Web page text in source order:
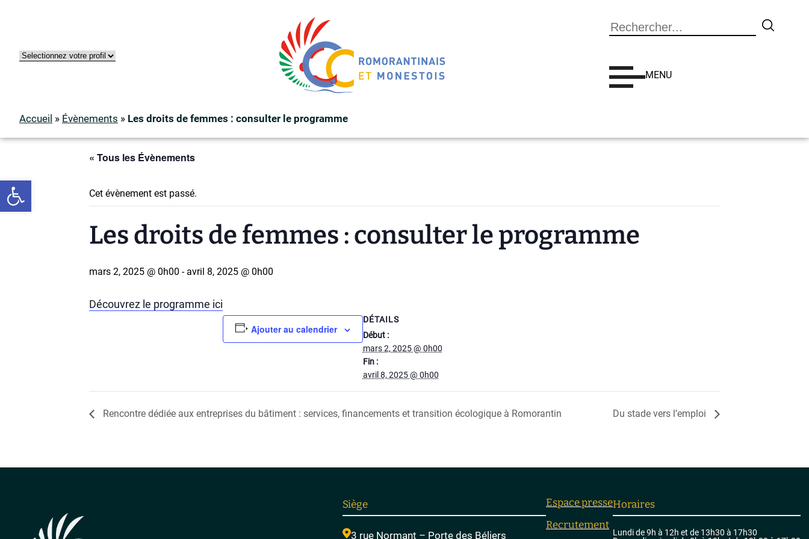
Ouvrir la barre d’outils
Search
MENU
Accueil » Évènements » Les droits de femmes : consulter le programme
« Tous les Évènements
Cet évènement est passé.
Les droits de femmes : consulter le programme
mars 2, 2025 @ 0h00 - avril 8, 2025 @ 0h00
Découvrez le programme ici
Ajouter au calendrier
DÉTAILS
Début :
mars 2, 2025 @ 0h00
Fin :
avril 8, 2025 @ 0h00
Rencontre dédiée aux entreprises du bâtiment : services, financements et transition écologique à Romorantin Du stade vers l’emploi
Siège
3 rue Normant – Porte des Béliers
Espace presse
Recrutement
Horaires
Lundi de 9h à 12h et de 13h30 à 17h30